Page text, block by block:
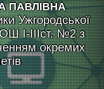
ПАВЛІВНА
Ужгородської
I-IIIст. №2 з
окремих